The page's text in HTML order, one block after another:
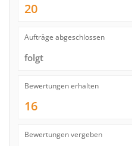
20
Aufträge abgeschlossen
folgt
Bewertungen erhalten
16
Bewertungen vergeben